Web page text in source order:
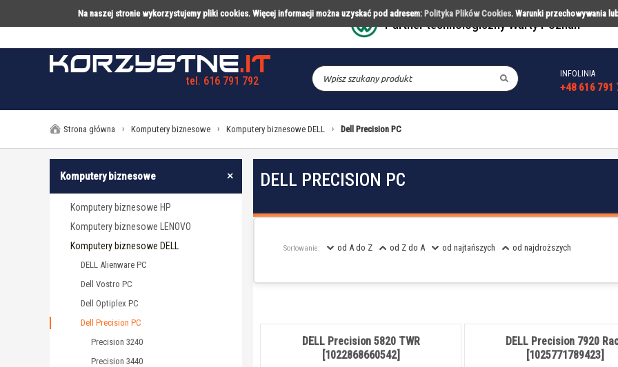
Na naszej stronie wykorzystujemy pliki cookies. Więcej informacji można uzyskać pod adresem: Polityka Plików Cookies. Warunki przechowywania
Partner technologiczny Warty Poznań
tel. 616 791 792
INFOLINIA
+48 616 791
DESKTOPY AKCESORIA
Strona główna › Komputery biznesowe › Komputery biznesowe DELL › Dell Precision PC
Komputery biznesowe
Komputery biznesowe HP
Komputery biznesowe LENOVO
Komputery biznesowe DELL
DELL Alienware PC
Dell Vostro PC
Dell Optiplex PC
Dell Precision PC
Precision 3240
Precision 3440
DELL PRECISION PC
Sortowanie: od A do Z od Z do A od najtańszych od najdroższych
DELL Precision 5820 TWR
[1022868660542]
DELL Precision 7920
[1025771789423]